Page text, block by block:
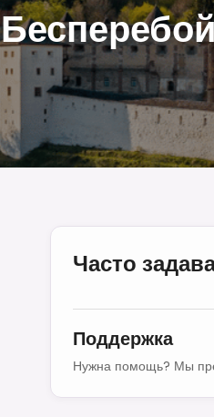
Часто
Поддержка
Нужна помощь? Мы